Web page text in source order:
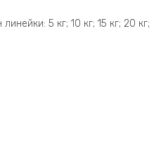
5 кг; 10 кг; 15 кг; 20 кг;